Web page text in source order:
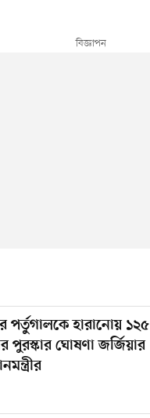
পর্তুগালকে হারানোয় ১২৫
পুরস্কার ঘোষণা জর্জিয়ার